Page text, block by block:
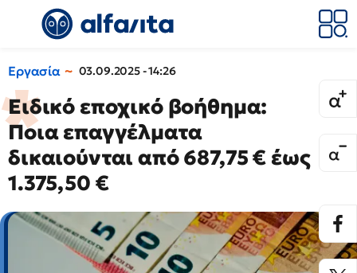
Εργασία 03.09.2025 - 14:26
Ειδικό εποχικό βοήθημα:
Ποια επαγγέλματα
δικαιούνται από 687,75 € έως
1.375,50 €